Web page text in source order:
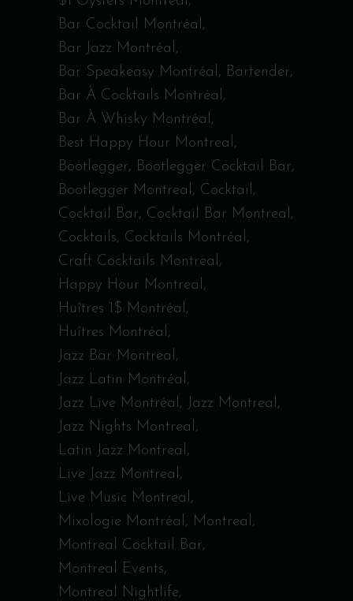
Bar Cocktail Montréal
Bar Jazz Montréal
Bar Speakeasy Montréal
Bartender
Bar À Cocktails Montréal
Bar À Whisky Montréal
Best Happy Hour Montreal
Bootlegger
Bootlegger Cocktail Bar
Bootlegger Montreal
Cocktail
Cocktail Bar
Cocktail Bar Montreal
Cocktails
Cocktails Montréal
Craft Cocktails Montreal
Happy Hour Montreal
Huîtres 1$ Montréal
Huîtres Montréal
Jazz Bar Montreal
Jazz Latin Montréal
Jazz Live Montréal
Jazz Montreal
Jazz Nights Montreal
Latin Jazz Montreal
Live Jazz Montreal
Live Music Montreal
Mixologie Montréal
Montreal
Montreal Cocktail Bar
Montreal Events
Montreal Nightlife